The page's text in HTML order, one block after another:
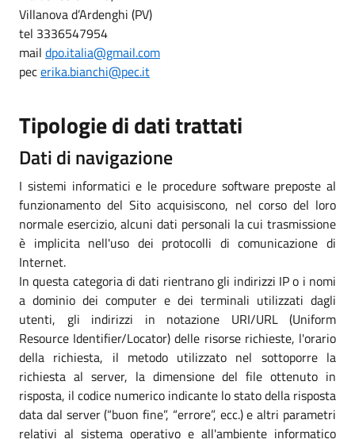
Villanova d’Ardenghi (PV)
tel 3336547954
mail dpo.italia@gmail.com
pecerika.bianchi@pec.it
Tipologie di dati trattati
Dati di navigazione
I sistemi informatici e le procedure software preposte al
funzionamento del Sito acquisiscono, nel corso del loro
normale esercizio, alcuni dati personali la cui trasmissione
è implicita nell'uso dei protocolli di comunicazione di
Internet.
In questa categoria di dati rientrano gli indirizzi IP o i nomi
a dominio dei computer e dei terminali utilizzati dagli
utenti, gli indirizzi in notazione URI/URL (Uniform
Resource Identifier/Locator) delle risorse richieste, l'orario
della richiesta, il metodo utilizzato nel sottoporre la
richiesta al server, la dimensione del file ottenuto in
risposta, il codice numerico indicante lo stato della risposta
data dal server (“buon fine”, “errore”, ecc.) e altri parametri
relativi al sistema operativo e all'ambiente informatico